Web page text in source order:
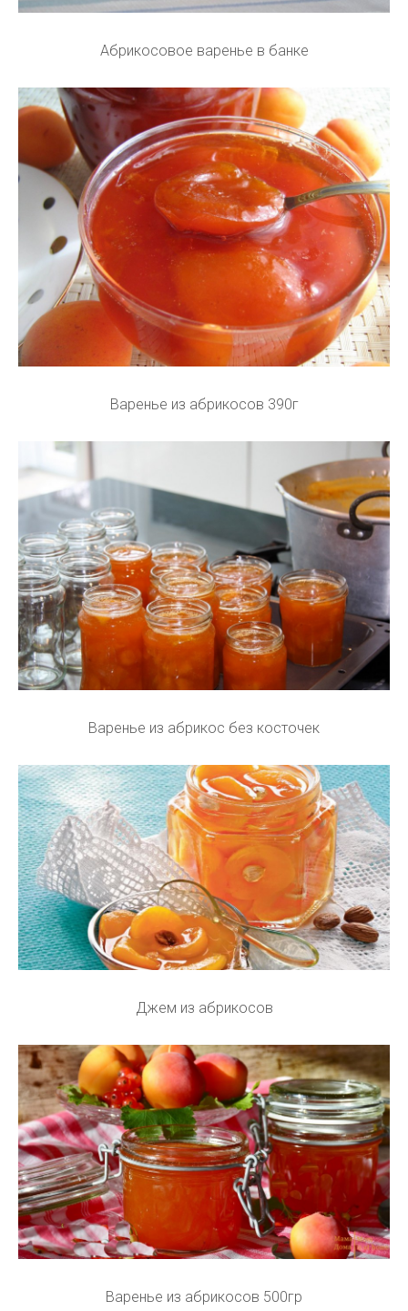
Абрикосовое варенье в банке
Варенье из абрикосов 390г
Варенье из абрикос без косточек
Джем из абрикосов
Варенье из абрикосов 500гр